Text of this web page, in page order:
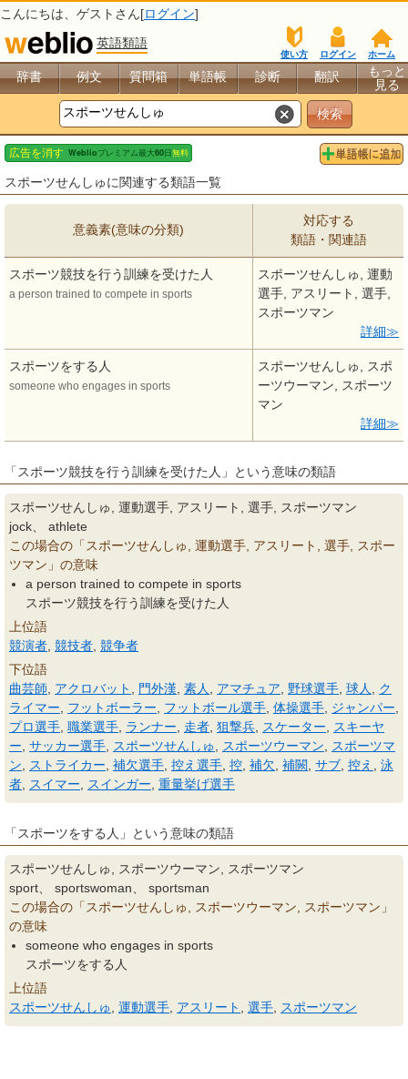
こんにちは、 ゲスト さん[ログイン]
英語類語
ホーム
ログイン
使い方
辞書 例文 質問箱 単語帳 診断 翻訳
もっと
見る
スポーツせんしゅに関連する類語一覧
意義素(意味の分類)
対応する
類語・関連語
スポーツ競技を行う訓練を受けた人
a person trained to compete in sports
スポーツせんしゅ, 運動
選手, アスリート, 選手,
スポーツマン
詳細
スポーツをする人
someone who engages in sports
スポーツせんしゅ, スポ
ーツウーマン, スポーツ
マン
詳細
「スポーツ競技を行う訓練を受けた人」という意味の類語
スポーツせんしゅ, 運動選手, アスリート, 選手, スポーツマン
jock、 athlete
この場合の「スポーツせんしゅ, 運動選手, アスリート, 選手, スポー
ツマン」の意味
a person trained to compete in sports
スポーツ競技を行う訓練を受けた人
上位語
競演者 競技者 競争者
下位語
曲芸師
アクロバット 門外漢 素人 アマチュア 野球選手 球人
ク
ライマー
フットボーラー フットボール選手 体操選手 ジャンパー
プロ選手 職業選手 ランナー 走者 狙撃兵 スケーター
スキーヤ
ー サッカー選手 スポーツせんしゅ スポーツウーマン
スポーツマ
ン
ストライカー 補欠選手 控え選手 控 補欠 補闕 サブ 控え
泳
者
スイマー スインガー 重量挙げ選手
「スポーツをする人」という意味の類語
スポーツせんしゅ, スポーツウーマン, スポーツマン
sport、 sportswoman、 sportsman
この場合の「スポーツせんしゅ, スポーツウーマン, スポーツマン」
の意味
someone who engages in sports
スポーツをする人
上位語
スポーツせんしゅ
運動選手 アスリート 選手 スポーツマン